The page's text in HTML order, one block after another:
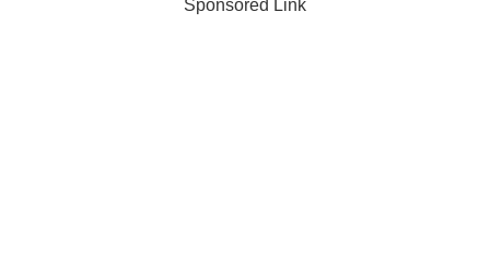
Sponsored Link